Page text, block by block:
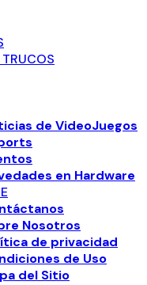
de VideoJuegos
en Hardware
Nosotros
de privacidad
de Uso
del Sitio